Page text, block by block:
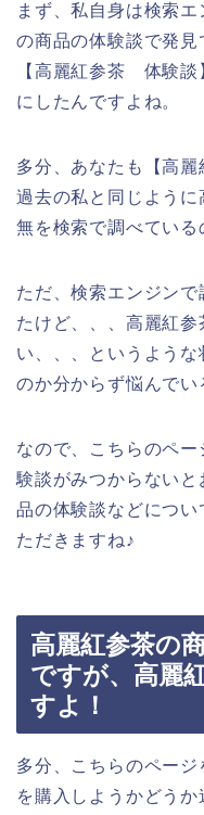
まず、私自身は検索
の商品の体験談で発見
【高麗紅参茶 体験談
にしたんですよね。
多分、あなたも【高麗
過去の私と同じよう
無を検索で調べている
ただ、検索エンジン
たけど、、、高麗紅
い、、、というよう
のか分からず悩んでい
なので、こちらのペ
験談がみつからない
品の体験談などにつ
ただきますね♪
高麗紅参茶の
ですが、高麗
すよ！
多分、こちらのペー
を購入しようかどう